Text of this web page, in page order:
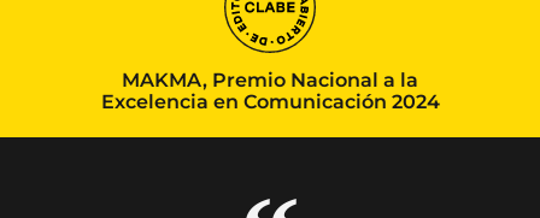
MAKMA, Premio Nacional a la
Excelencia en Comunicación 2024